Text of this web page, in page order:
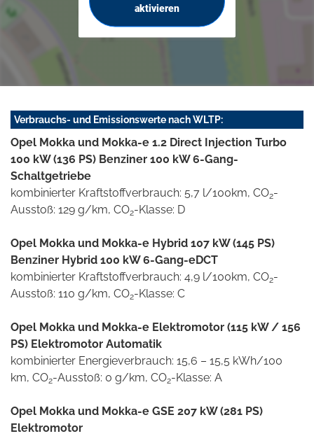
aktivieren
Verbrauchs- und Emissionswerte nach WLTP:
Opel Mokka und Mokka-e 1.2 Direct Injection Turbo
100 kW (136 PS) Benziner 100 kW 6-Gang-
Schaltgetriebe
kombinierter Kraftstoffverbrauch: 5,7 l/100km, CO2-
Ausstoß: 129 g/km, CO2-Klasse: D
Opel Mokka und Mokka-e Hybrid 107 kW (145 PS)
Benziner Hybrid 100 kW 6-Gang-eDCT
kombinierter Kraftstoffverbrauch: 4,9 l/100km, CO2-
Ausstoß: 110 g/km, CO2-Klasse: C
Opel Mokka und Mokka-e Elektromotor (115 kW / 156
PS) Elektromotor Automatik
kombinierter Energieverbrauch: 15,6 – 15,5 kWh/100
km, CO2-Ausstoß: 0 g/km, CO2-Klasse: A
Opel Mokka und Mokka-e GSE 207 kW (281 PS)
Elektromotor